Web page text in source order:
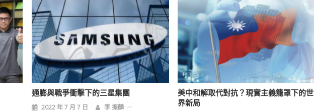
通膨與戰爭衝擊下的三星集團
2022 年 7 月 7 日 李 振麟
美中和解取代對抗？現實主義籠罩下的世
界新局